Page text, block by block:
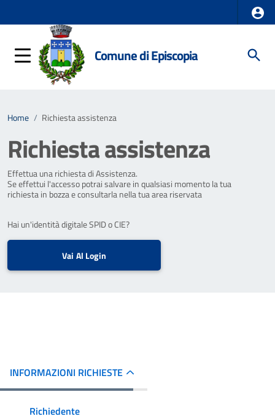
Comune di Episcopia
Home / Richiesta assistenza
Richiesta assistenza
Effettua una richiesta di Assistenza.
Se effettui l'accesso potrai salvare in qualsiasi momento la tua
richiesta in bozza e consultarla nella tua area riservata
Hai un'identità digitale SPID o CIE?
Vai Al Login
INFORMAZIONI RICHIESTE
Richiedente